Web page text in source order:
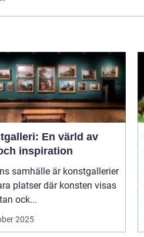
En värld av
inspiration
samhälle är konstgallerier
platser där konsten visas
ock...
2025